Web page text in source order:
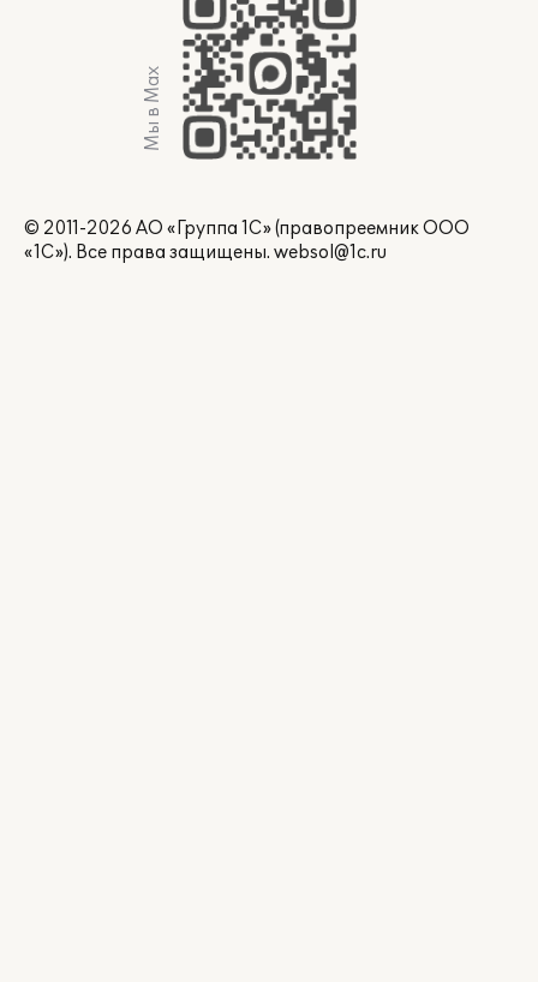
Мы в Max
© 2011-2026 АО «Группа 1С» (правопреемник ООО
«1С»). Все права защищены. websol@1c.ru